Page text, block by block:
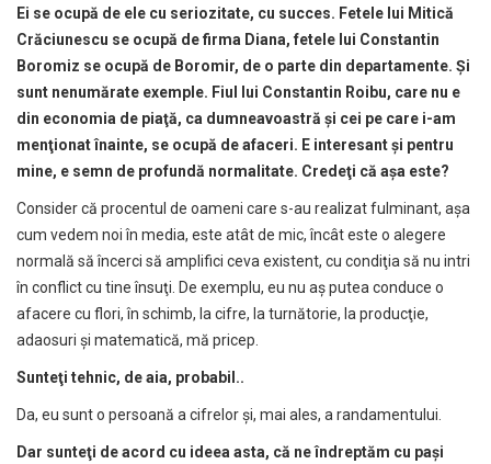
Ei se ocupă de ele cu seriozitate, cu succes. Fetele lui Mitică
Crăciunescu se ocupă de firma Diana, fetele lui Constantin
Boromiz se ocupă de Boromir, de o parte din departamente. Și
sunt nenumărate exemple. Fiul lui Constantin Roibu, care nu e
din economia de piaţă, ca dumneavoastră şi cei pe care i-am
menţionat înainte, se ocupă de afaceri. E interesantşi pentru
mine, e semn de profundă normalitate. Credeţi că aşa este?
Consider că procentul de oameni care s-au realizat fulminant, aşa
cum vedem noi în media, este atât de mic, încât este o alegere
normală să încerci să amplifici ceva existent, cu condiţia să nu intri
în conflict cu tine însuţi. De exemplu, eu nu aş putea conduce o
afacere cu flori, în schimb, la cifre, la turnătorie, la producţie,
adaosuri şi matematică, mă pricep.
Sunteţi tehnic, de aia, probabil..
Da, eu sunt o persoană a cifrelor şi, mai ales, a randamentului.
Dar sunteţi de acord cu ideea asta, că ne îndreptăm cu paşi